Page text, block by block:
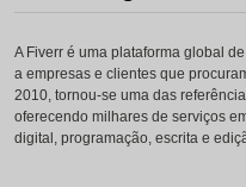
A Fiverr é uma plataforma global
a empresas e clientes que
2010, tornou-se uma das
oferecendo milhares de serviços
digital, programação, escrita e